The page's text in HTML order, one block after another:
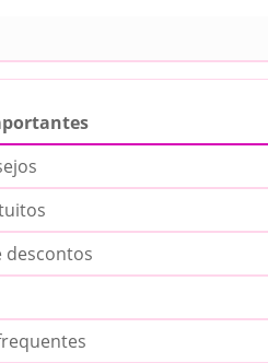
descontos